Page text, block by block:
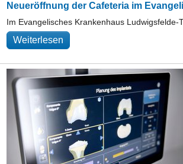
Neueröffnung der Cafeteria im
Im Evangelisches Krankenhaus Ludwigsfelde-
Weiterlesen